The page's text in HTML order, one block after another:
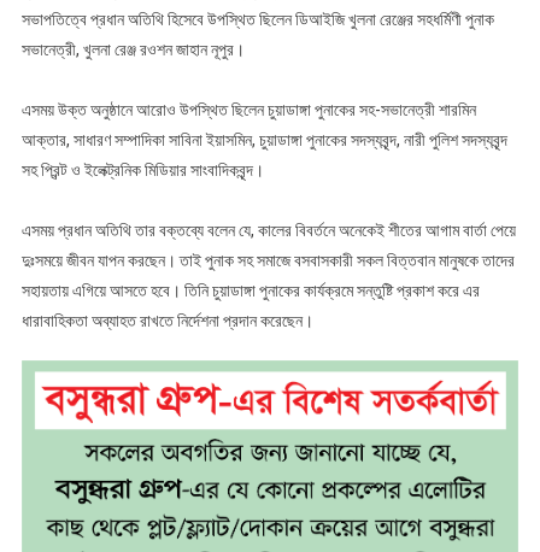
সভাপতিত্বে প্রধান অতিথি হিসেবে উপস্থিত ছিলেন ডিআইজি খুলনা রেঞ্জের সহধর্মিণী পুনাক
সভানেত্রী, খুলনা রেঞ্জ রওশন জাহান নূপুর।
এসময় উক্ত অনুষ্ঠানে আরোও উপস্থিত ছিলেন চুয়াডাঙ্গা পুনাকের সহ-সভানেত্রী শারমিন
আক্তার, সাধারণ সম্পাদিকা সাবিনা ইয়াসমিন, চুয়াডাঙ্গা পুনাকের সদস্যবৃন্দ, নারী পুলিশ সদস্যবৃন্দ
সহ প্রিন্ট ও ইলেক্ট্রনিক মিডিয়ার সাংবাদিকবৃন্দ।
এসময় প্রধান অতিথি তার বক্তব্যে বলেন যে, কালের বিবর্তনে অনেকেই শীতের আগাম বার্তা পেয়ে
দুঃসময়ে জীবন যাপন করছেন। তাই পুনাক সহ সমাজে বসবাসকারী সকল বিত্তবান মানুষকে তাদের
সহায়তায় এগিয়ে আসতে হবে। তিনি চুয়াডাঙ্গা পুনাকের কার্যক্রমে সন্তুষ্টি প্রকাশ করে এর
ধারাবাহিকতা অব্যাহত রাখতে নির্দেশনা প্রদান করেছেন।